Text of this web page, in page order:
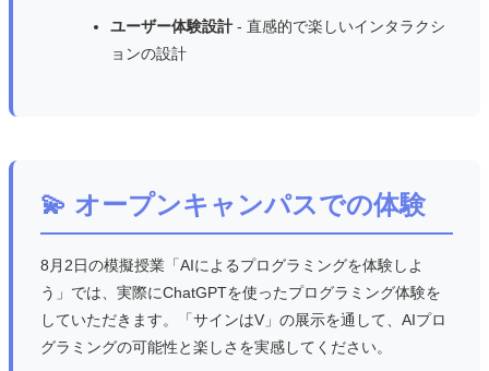
ユーザー体験設計- 直感的で楽しいインタラクシ
ョンの設計
💫 オープンキャンパスでの体験
8月2日の模擬授業「AIによるプログラミングを体験しよ
う」では、実際にChatGPTを使ったプログラミング体験を
していただきます。「サインはV」の展示を通して、AIプロ
グラミングの可能性と楽しさを実感してください。